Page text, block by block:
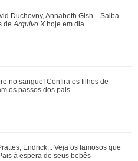
o anel de Arthur. Veja o resumo
Ama Cuida
no sangue! Confira os filhos de
os passos dos p...
que não está conseguindo
Veja os resum...
Duchovny, Annabeth Gish... Saiba
deArquivo X hoje em dia
no sangue! Confira os filhos de
os passos dos pais
Endrick... Veja os famosos que
à espera de seus bebês